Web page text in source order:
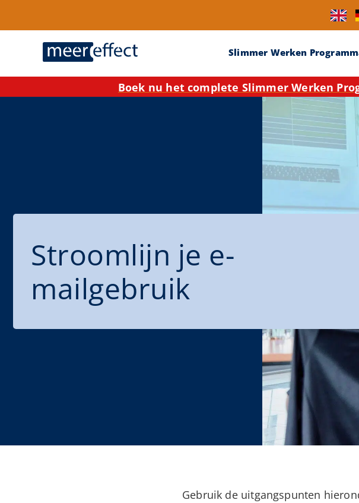
Slimmer Werken
Boek nu het complete Slimmer Werken
Stroomlijn je e-
mailgebruik
Gebruik de uitgangspunten